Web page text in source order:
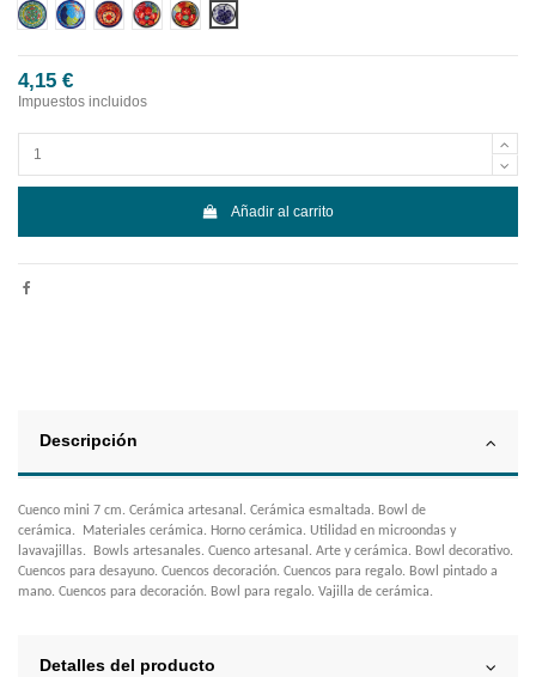
Diseño 1Diseño 2Diseño 3Diseño 4Diseño 5Diseño 6
4,15 €
Impuestos incluidos
Añadir al carrito
Descripción
Cuenco mini 7 cm. Cerámica artesanal. Cerámica esmaltada. Bowl de
cerámica. Materiales cerámica. Horno cerámica. Utilidad en microondas y
lavavajillas. Bowls artesanales. Cuenco artesanal. Arte y cerámica. Bowl decorativo.
Cuencos para desayuno. Cuencos decoración. Cuencos para regalo. Bowl pintado a
mano. Cuencos para decoración. Bowl para regalo. Vajilla de cerámica.
Detalles del producto